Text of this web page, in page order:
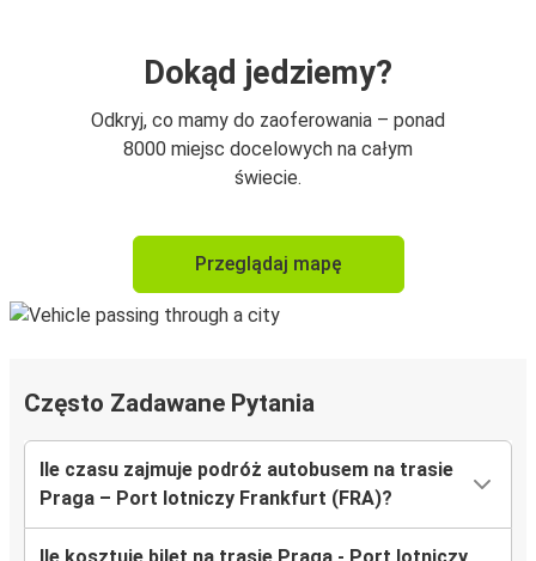
Dokąd jedziemy?
Odkryj, co mamy do zaoferowania – ponad
8000 miejsc docelowych na całym
świecie.
Przeglądaj mapę
Często Zadawane Pytania
Ile czasu zajmuje podróż autobusem na trasie
Praga – Port lotniczy Frankfurt (FRA)?